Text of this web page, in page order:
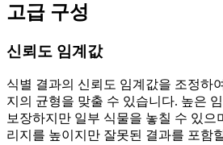
고급 구성
신뢰도 임계값
식별 결과의 신뢰도 임계값을 조정하
지의 균형을 맞출 수 있습니다. 높은
보장하지만 일부 식물을 놓칠 수 있으
리지를 높이지만 잘못된 결과를 포함